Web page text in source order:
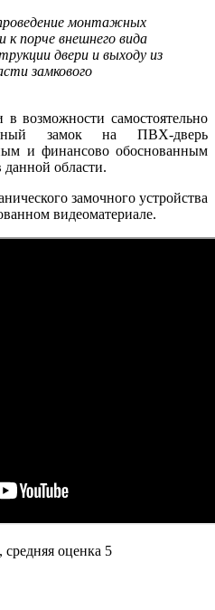
монтажных
порче внешнего вида
двери и выходу из
замкового
в возможности самостоятельно
замок на ПВХ-дверь
и финансово обоснованным
области.
замочного устройства
видеоматериале.
средняя оценка 5